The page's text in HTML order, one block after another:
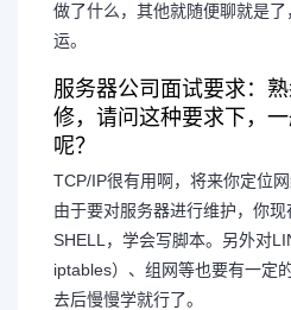
做了什么，其他就随便聊就是
运。
服务器公司面试要求：
修，请问这种要求下，
呢？
TCP/IP很有用啊，将来你定位
由于要对服务器进行维护，你
SHELL，学会写脚本。另外对
iptables）、组网等也要有一定
去后慢慢学就行了。